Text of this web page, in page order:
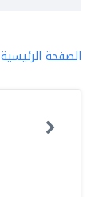
الصفحة الرئيسية